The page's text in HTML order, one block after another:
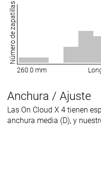
Número de zapatillas
260.0 mm
Anchura / Ajuste
Las On Cloud X 4 tienen
anchura media (D), y